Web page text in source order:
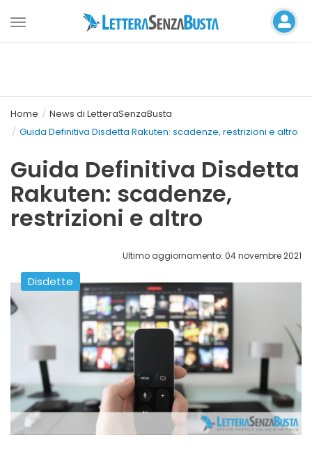
Toggle
Home
News di LetteraSenzaBusta
Guida Definitiva Disdetta Rakuten: scadenze, restrizioni e altro
Guida Definitiva Disdetta
Rakuten: scadenze,
restrizioni e altro
Ultimo aggiornamento: 04 novembre 2021
Disdette